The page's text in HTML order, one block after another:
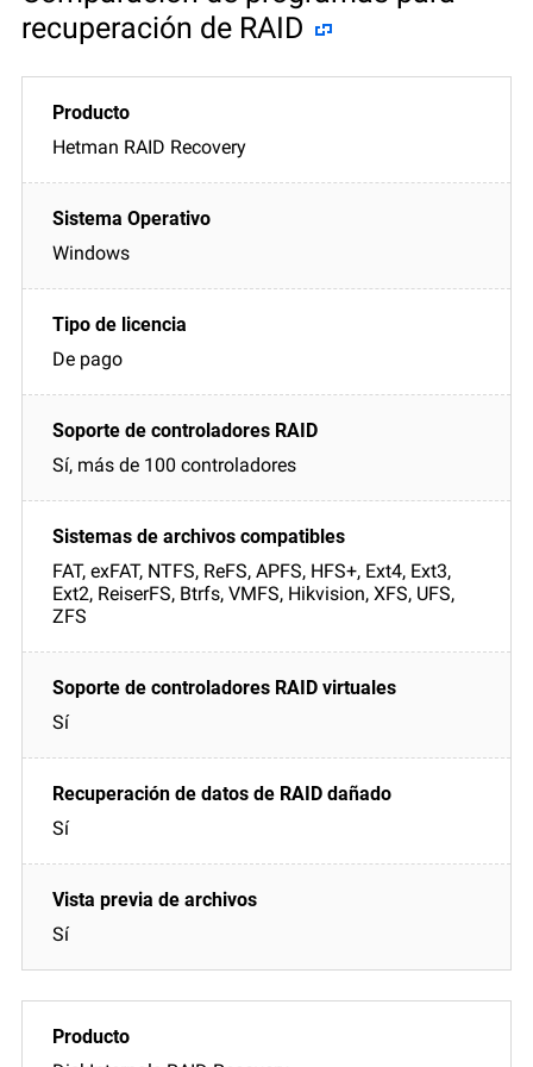
recuperación de RAID
Hetman RAID Recovery
Windows
De pago
Sí, más de 100 controladores
FAT, exFAT, NTFS, ReFS, APFS, HFS+, Ext4, Ext3,
Ext2, ReiserFS, Btrfs, VMFS, Hikvision, XFS, UFS,
ZFS
Sí
Sí
Sí